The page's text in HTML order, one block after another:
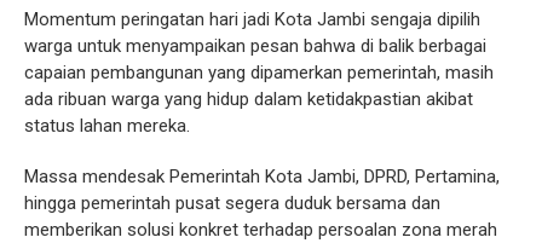
Momentum peringatan hari jadi Kota Jambi sengaja dipilih
warga untuk menyampaikan pesan bahwa di balik berbagai
capaian pembangunan yang dipamerkan pemerintah, masih
ada ribuan warga yang hidup dalam ketidakpastian akibat
status lahan mereka.
Massa mendesak Pemerintah Kota Jambi, DPRD, Pertamina,
hingga pemerintah pusat segera duduk bersama dan
memberikan solusi konkret terhadap persoalan zona merah